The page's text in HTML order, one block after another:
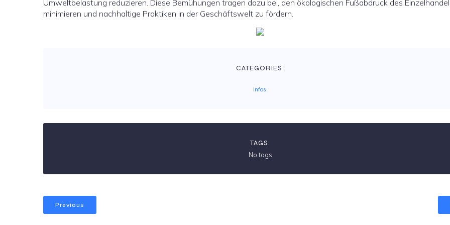
Umweltbelastung reduzieren. Diese Bemühungen tragen dazu bei, den ökologischen Fußabdruck des
minimieren und nachhaltige Praktiken in der Geschäftswelt zu fördern.
CATEGORIES:
Infos
TAGS:
No tags
Previous